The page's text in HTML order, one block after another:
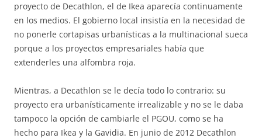
proyecto de Decathlon, el de Ikea aparecía continuamente
en los medios. El gobierno local insistía en la necesidad de
no ponerle cortapisas urbanísticas a la multinacional sueca
porque a los proyectos empresariales había que
extenderles una alfombra roja.
Mientras, a Decathlon se le decía todo lo contrario: su
proyecto era urbanísticamente irrealizable y no se le daba
tampoco la opción de cambiarle el PGOU, como se ha
hecho para Ikea y la Gavidia. En junio de 2012 Decathlon